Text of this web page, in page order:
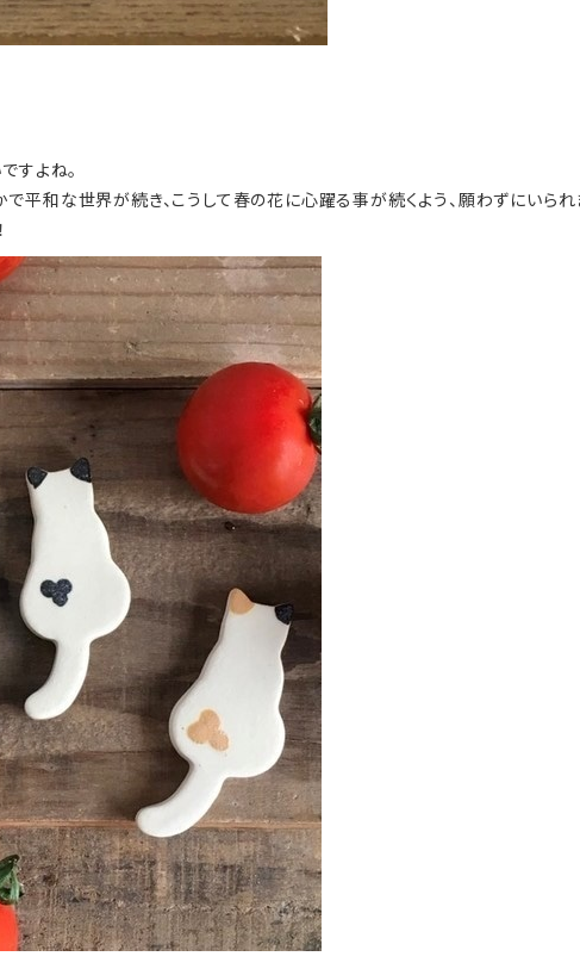
すよね。
平和な世界が続き、こうして春の花に心躍る事が続くよう、願わずにいられ